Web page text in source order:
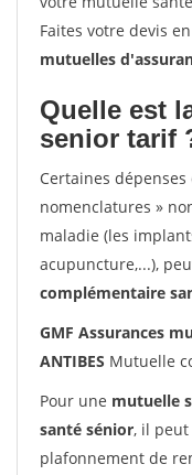
Faites votre devis
mutuelles
Quelle est
senior tarif
Certaines
nomenclatures »
maladie (les
acupuncture,...),
complémentaire
GMF Assurances
ANTIBES Mutuelle
Pour une mutuelle
santé sénior, il
plafonnement de